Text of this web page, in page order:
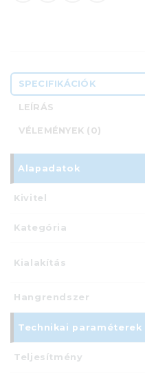
SPECIFIKÁCIÓK
LEÍRÁS
VÉLEMÉNYEK (0)
Alapadatok
Kivitel
Kategória
Kialakítás
Hangrendszer
Technikai paraméterek
Teljesítmény